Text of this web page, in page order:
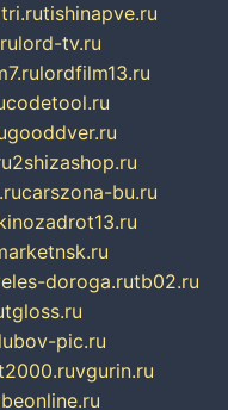
tishinapve.ru
lord-tv.ru
lordfilm13.ru
codetool.ru
gooddver.ru
2shizashop.ru
carszona-bu.ru
doroga.rutb02.ru
lubov-pic.ru
vgurin.ru